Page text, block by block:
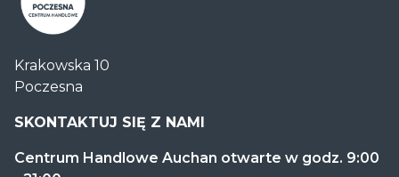
Handlowe
Auchan
Częstochowa
Krakowska 10
Poczesna
SKONTAKTUJ SIĘ Z NAMI
Centrum Handlowe Auchan otwarte w godz. 9:00